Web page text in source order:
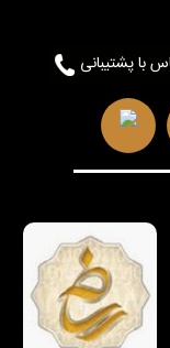
با پشتیبانی